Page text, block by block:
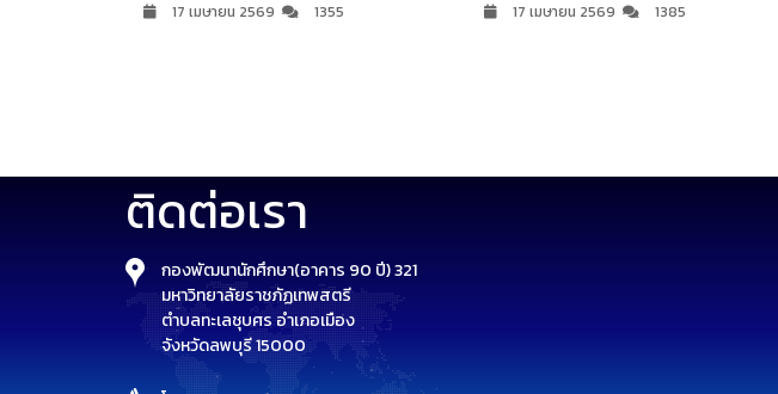
17 เมษายน 2569 1355 17 เมษายน 2569 1385
ติดต่อเรา
กองพัฒนานักศึกษา(อาคาร 90 ปี) 321
มหาวิทยาลัยราชภัฏเทพสตรี
ตำบลทะเลชุบศร อำเภอเมือง
จังหวัดลพบุรี 15000